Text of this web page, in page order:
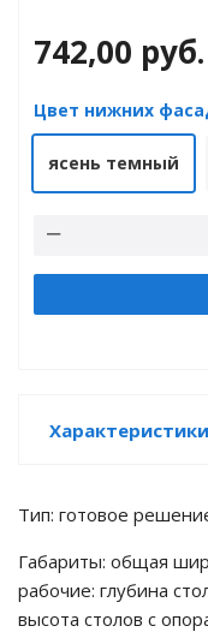
742,00 руб.
Цвет нижних
ясень темный
Характеристики
Тип: готовое
Габариты: общая
рабочие: глубина
высота столов с